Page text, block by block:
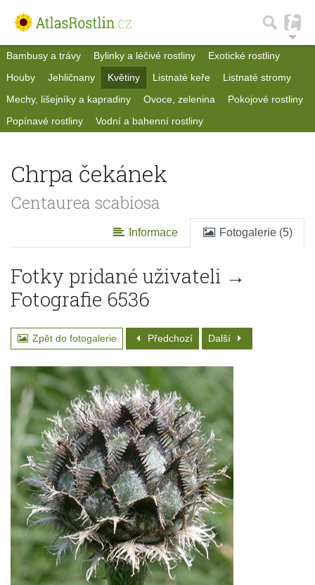
Bambusy a trávy Bylinky a léčivé rostliny
Exotické rostliny
Houby
Jehličnany Květiny Listnaté keře
Listnaté stromy
Mechy, lišejníky a kapradiny
Ovoce, zelenina
Pokojové rostliny
Popínavé rostliny
Vodní a bahenní rostliny
Chrpa čekánek
Centaurea scabiosa
Informace Fotogalerie (5)
Fotky pridané uživateli →
Fotografie 6536
Zpět do fotogalerie Předchozí Další